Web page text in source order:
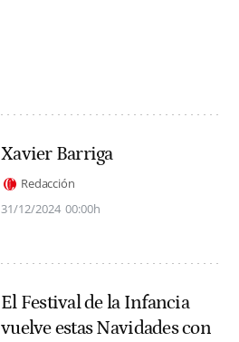
Xavier Barriga
Redacción
31/12/2024 00:00h
El Festival de la Infancia
vuelve estas Navidades con